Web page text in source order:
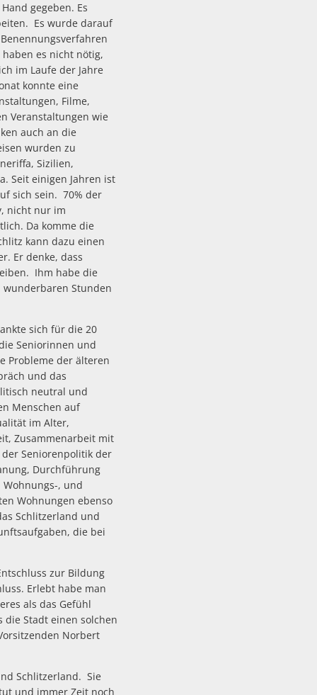
gegeben. Es
Es wurde darauf
es nicht nötig,
im Laufe der Jahre
konnte eine
Filme,
Veranstaltungen wie
auch an die
wurden zu
Sizilien,
Seit einigen Jahren ist
sich sein. 70% der
nicht nur im
Da komme die
kann dazu einen
Er denke, dass
Ihm habe die
Stunden
sich für die 20
Seniorinnen und
Probleme der älteren
und das
neutral und
Menschen auf
im Alter,
Zusammenarbeit mit
Seniorenpolitik der
Durchführung
, und
Wohnungen ebenso
Schlitzerland und
die bei
zur Bildung
Erlebt habe man
als das Gefühl
Stadt einen solchen
Norbert
Schlitzerland. Sie
und immer Zeit noch